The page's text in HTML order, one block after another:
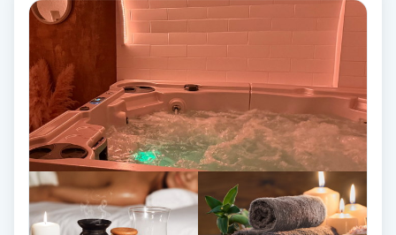
Hatha Yoga
Headspa
Healing
Herrklippning
HIFU